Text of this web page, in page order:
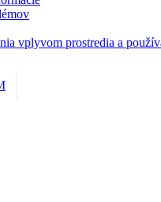
vplyvom prostredia a